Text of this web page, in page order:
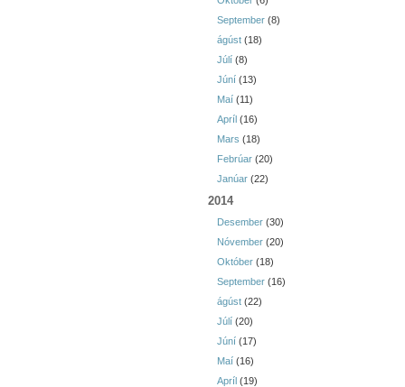
September (8)
ágúst (18)
Júlí (8)
Júní (13)
Maí (11)
Apríl (16)
Mars (18)
Febrúar (20)
Janúar (22)
2014
Desember (30)
Nóvember (20)
Október (18)
September (16)
ágúst (22)
Júlí (20)
Júní (17)
Maí (16)
Apríl (19)